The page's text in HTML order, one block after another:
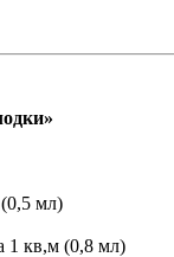
мл)
1 кв,м (0,8 мл)